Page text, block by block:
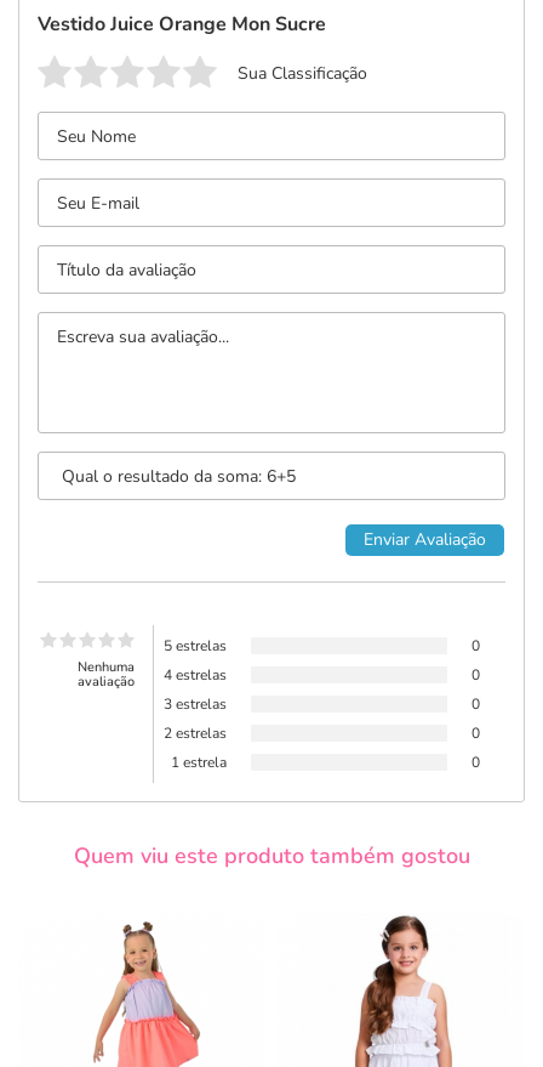
Vestido Juice Orange Mon Sucre
Sua Classificação
Nenhuma
avaliação
5 estrelas
0
4 estrelas
0
3 estrelas
0
2 estrelas
0
1 estrela
0
Quem viu este produto também gostou